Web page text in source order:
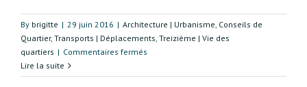
By brigitte | 29 juin 2016 | Architecture | Urbanisme Conseils de
Quartier, Transports | Déplacements Treizième | Vie des
quartiers | Commentaires fermés
circulation
Lire la suite